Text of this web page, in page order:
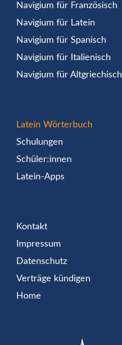
Navigium für Französisch
Navigium für Latein
Navigium für Spanisch
Navigium für Italienisch
Navigium für Altgriechisch
Latein Wörterbuch
Schulungen
Schüler:innen
Latein-Apps
Kontakt
Impressum
Datenschutz
Verträge kündigen
Home